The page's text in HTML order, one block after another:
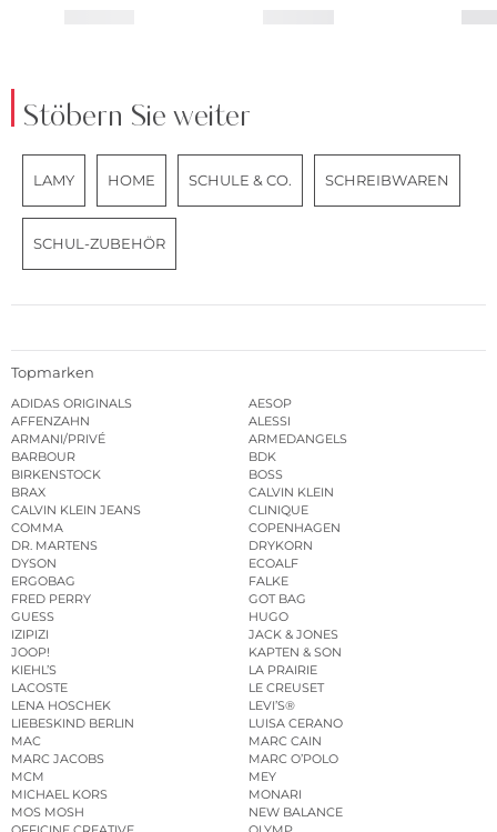
Stöbern Sie weiter
LAMY HOME SCHULE & CO. SCHREIBWAREN
SCHUL-ZUBEHÖR
Topmarken
ADIDAS ORIGINALS
AESOP
AFFENZAHN
ALESSI
ARMANI/PRIVÉ
ARMEDANGELS
BARBOUR
BDK
BIRKENSTOCK
BOSS
BRAX
CALVIN KLEIN
CALVIN KLEIN JEANS
CLINIQUE
COMMA
COPENHAGEN
DR. MARTENS
DRYKORN
DYSON
ECOALF
ERGOBAG
FALKE
FRED PERRY
GOT BAG
GUESS
HUGO
IZIPIZI
JACK & JONES
JOOP!
KAPTEN & SON
KIEHL’S
LA PRAIRIE
LACOSTE
LE CREUSET
LENA HOSCHEK
LEVI’S®
LIEBESKIND BERLIN
LUISA CERANO
MAC
MARC CAIN
MARC JACOBS
MARC O’POLO
MCM
MEY
MICHAEL KORS
MONARI
MOS MOSH
NEW BALANCE